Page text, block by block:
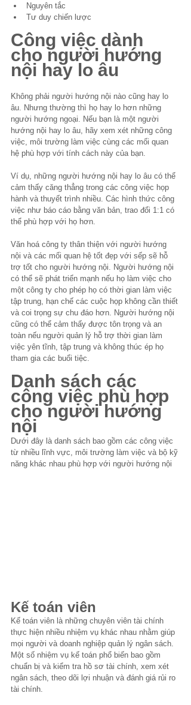
Nguyên tắc
Tư duy chiến lược
Công việc dành
cho người hướng
nội hay lo âu
Không phải người hướng nội nào cũng hay lo
âu. Nhưng thường thì họ hay lo hơn những
người hướng ngoại. Nếu bạn là một người
hướng nội hay lo âu, hãy xem xét những công
việc, môi trường làm việc cùng các mối quan
hệ phù hợp với tính cách này của bạn.
Ví dụ, những người hướng nội hay lo âu có thể
cảm thấy căng thẳng trong các công việc họp
hành và thuyết trình nhiều. Các hình thức công
việc như báo cáo bằng văn bản, trao đổi 1:1 có
thể phù hợp với họ hơn.
Văn hoá công ty thân thiện với người hướng
nội và các mối quan hệ tốt đẹp với sếp sẽ hỗ
trợ tốt cho người hướng nội. Người hướng nội
có thể sẽ phát triển mạnh nếu họ làm việc cho
một công ty cho phép họ có thời gian làm việc
tập trung, hạn chế các cuộc họp không cần thiết
và coi trọng sự chu đáo hơn. Người hướng nội
cũng có thể cảm thấy được tôn trọng và an
toàn nếu người quản lý hỗ trợ thời gian làm
việc yên tĩnh, tập trung và không thúc ép họ
tham gia các buổi tiệc.
Danh sách các
công việc phù hợp
cho người hướng
nội
Dưới đây là danh sách bao gồm các công việc
từ nhiều lĩnh vực, môi trường làm việc và bộ kỹ
năng khác nhau phù hợp với người hướng nội
Kế toán viên
Kế toán viên là những chuyên viên tài chính
thực hiện nhiều nhiệm vụ khác nhau nhằm giúp
mọi người và doanh nghiệp quản lý ngân sách.
Một số nhiệm vụ kế toán phổ biến bao gồm
chuẩn bị và kiểm tra hồ sơ tài chính, xem xét
ngân sách, theo dõi lợi nhuận và đánh giá rủi ro
tài chính.